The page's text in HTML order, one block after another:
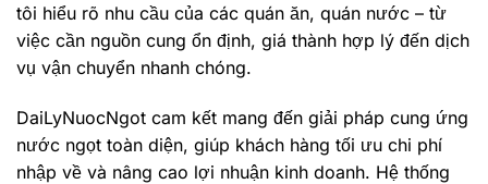
tôi hiểu rõ nhu cầu của các quán ăn, quán nước – từ
việc cần nguồn cung ổn định, giá thành hợp lý đến dịch
vụ vận chuyển nhanh chóng.
DaiLyNuocNgot cam kết mang đến giải pháp cung ứng
nước ngọt toàn diện, giúp khách hàng tối ưu chi phí
nhập về và nâng cao lợi nhuận kinh doanh. Hệ thống